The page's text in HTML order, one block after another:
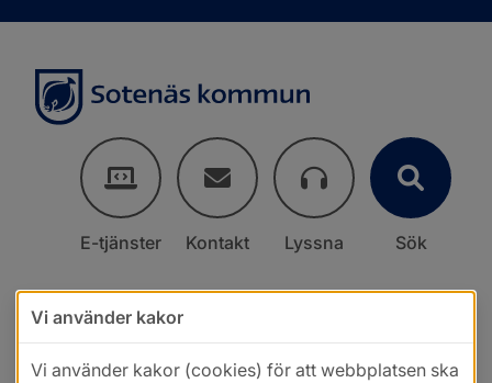
E-tjänster Kontakt Lyssna Sök
Vi använder kakor
Vi använder kakor (cookies) för att webbplatsen ska